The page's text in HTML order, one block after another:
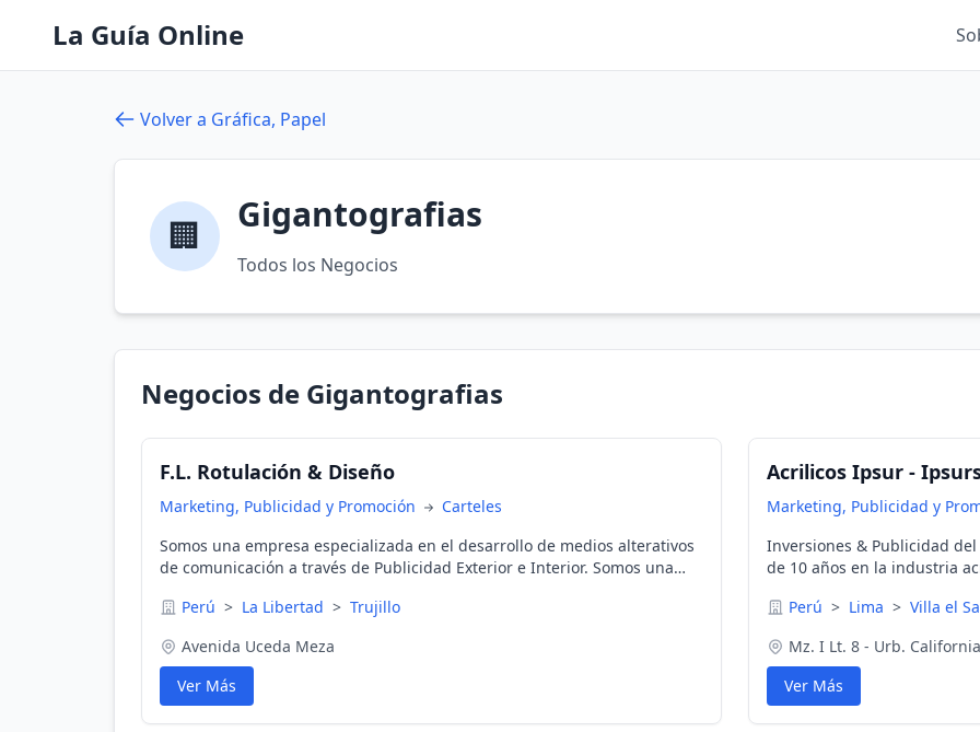
La Guía Online
Volver a Gráfica, Papel
🏢 Gigantografias
Todos los Negocios
Negocios de Gigantografias
F.L. Rotulación & Diseño
Marketing, Publicidad y Promoción
Carteles
Somos una empresa especializada en el desarrollo de medios alterativos
de comunicación a través de Publicidad Exterior e Interior. Somos una
con sus consumidores y público en general anunciando sus productos en
paneles, avisos luminosos, brandeo de locales en interior y exterior,
banderolas, roll screen, señalización, muebles publicitarios, rotulación
vehicular; tanto Trujillo, Chimbote, Chiclayo, Cajamarca y Piura.
Perú > La Libertad > Trujillo
Avenida Uceda Meza
Ver Más
Acrilicos Ipsur -
Marketing, Publicidad y
Inversiones & Publicidad del
de 10 años en la industria
del mercado. Productos: -
Corte Láser. - Grabados
Acrílico. - Pasta de Lustrar y
acrílicas. Servicios: - Corte
Serigrafía en Sólidos y
Perú > Lima > Villa el
Mz. I Lt. 8 - Urb. California
Ver Más